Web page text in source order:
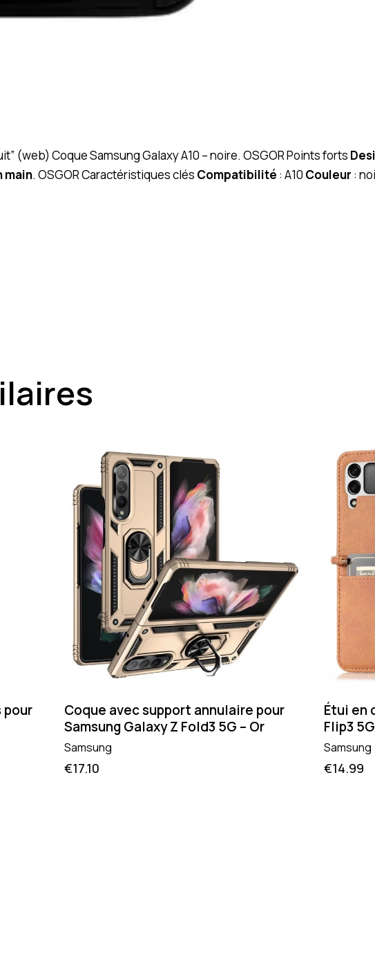
(web) Coque Samsung Galaxy A10 – noire. OSGOR Points forts
main. OSGOR Caractéristiques clés Compatibilité : A10 Couleur :
pour
Coque avec support annulaire pour
Samsung Galaxy Z Fold3 5G – Or
Samsung
€17.10
Étui en
Flip3
Samsung
€14.99